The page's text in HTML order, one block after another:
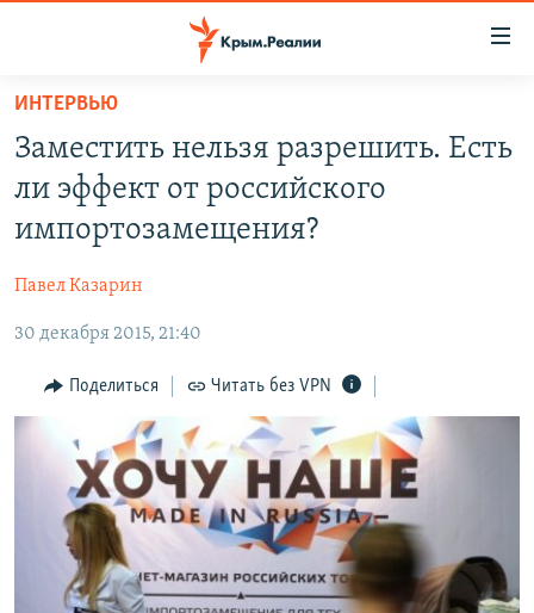
Вернуться
основному
содержанию
Вернутся
главной
Вернутся
поиску
СПЕЦПРОЕКТЫ
11 ЛЕТ ОККУПАЦИИ КРЫМА. 11 ИСТОРИЙ СОПРОТИВЛЕНИЯ
ЕЩЕ
ИНТЕРАКТИВ
ИНФОГРАФИКА
ТЕЛЕПРОЕКТ КРЫМ.РЕАЛИИ
СОВЕТЫ ПРАВОЗАЩИТНИКОВ
ПРОПАВШИЕ БЕЗ ВЕСТИ
ПОБЕДИТЕЛЕЙ НЕ СУДЯТ?
КРЫМ.НЕПОКОРЕННЫЙ
РАДІО СВОБОДА
КАК ОБОЙТИ БЛОКИРОВКУ
Українською
Qırımtatar
ПРИСОЕДИНЯЙТЕСЬ!
ИНТЕРВЬЮ
Заместить нельзя разрешить. Есть
ли эффект от российского
импортозамещения?
Павел Казарин
30 декабря 2015, 21:40
Поделиться Читать без VPN